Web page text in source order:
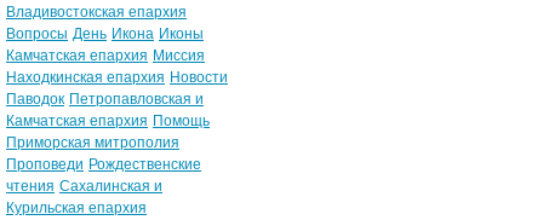
Владивостокская епархия
Вопросы День Икона Иконы
Камчатская епархия Миссия
Находкинская епархия Новости
Паводок Петропавловская и
Камчатская епархия Помощь
Приморская митрополия
Проповеди Рождественские
чтения Сахалинская и
Курильская епархия